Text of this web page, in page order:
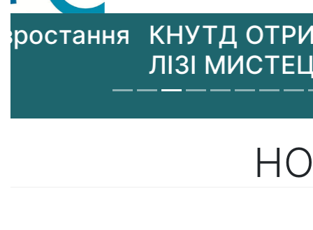
КНУТД ОТРИМАВ
ЛІЗІ МИСТЕЦЬКИХ